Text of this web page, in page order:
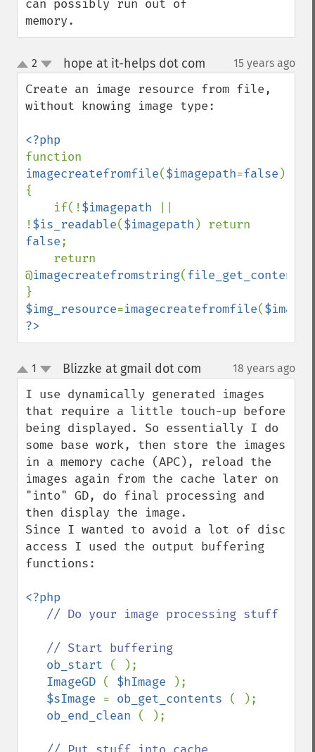
can possibly run out of
memory.
up
down
2 hope at it-helps dot com 15 years ago
Create an image resource from file,
without knowing image type:
imagecreatefromfile($imagepath=false )
{
    if(!
$imagepath
!$is_readable($imagepath
false;
@imagecreatefromstring(file_get_contents
$img_resource=imagecreatefromfile(
?>
up
down
1 Blizzke at gmail dot com 18 years ago
I use dynamically generated images
that require a little touch-up before
being displayed. So essentially I do
some base work, then store the images
in a memory cache (APC), reload the
images again from the cache later on
"into" GD, do final processing and
then display the image.
Since I wanted to avoid a lot of disc
access I used the output buffering
functions:
<?php
// Do your image processing stuff
ob_start ( );
ImageGD ( $hImage
);
$sImage = ob_get_contents ( );
ob_end_clean ( );